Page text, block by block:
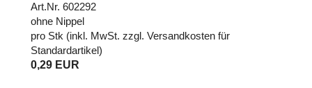
Art.Nr. 602292
ohne Nippel
pro Stk (inkl. MwSt. zzgl. Versandkosten für
Standardartikel)
0,29 EUR